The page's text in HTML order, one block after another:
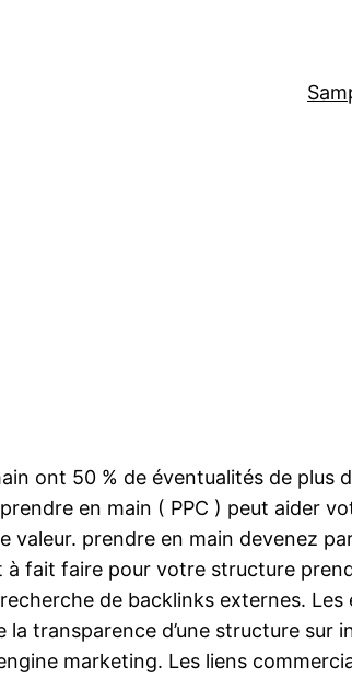
ont 50 % de éventualités de plus
en main ( PPC ) peut aider
valeur. prendre en main devenez
fait faire pour votre structure
de backlinks externes. Les
transparence d’une structure sur
marketing. Les liens